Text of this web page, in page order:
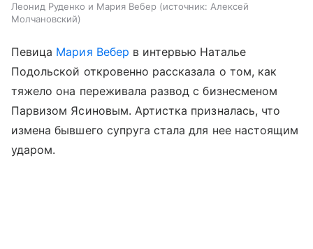
Леонид Руденко и Мария Вебер источник: Алексей
Молчановский
Певица Мария Вебер в интервью Наталье
Подольской откровенно рассказала о том, как
тяжело она переживала развод с бизнесменом
Парвизом Ясиновым. Артистка призналась, что
измена бывшего супруга стала для нее настоящим
ударом.